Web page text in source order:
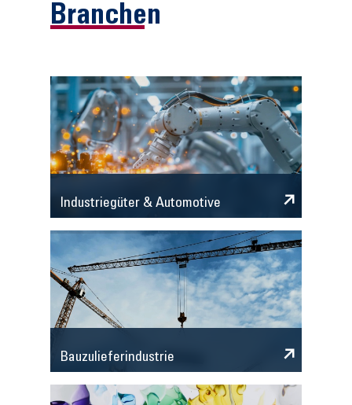
Branchen
Industriegüter & Automotive
Bauzulieferindustrie